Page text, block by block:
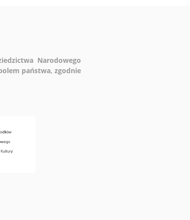
Narodowego
państwa, zgodnie